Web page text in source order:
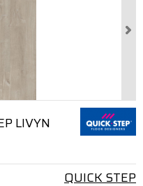
LIVYN
QUICK STEP